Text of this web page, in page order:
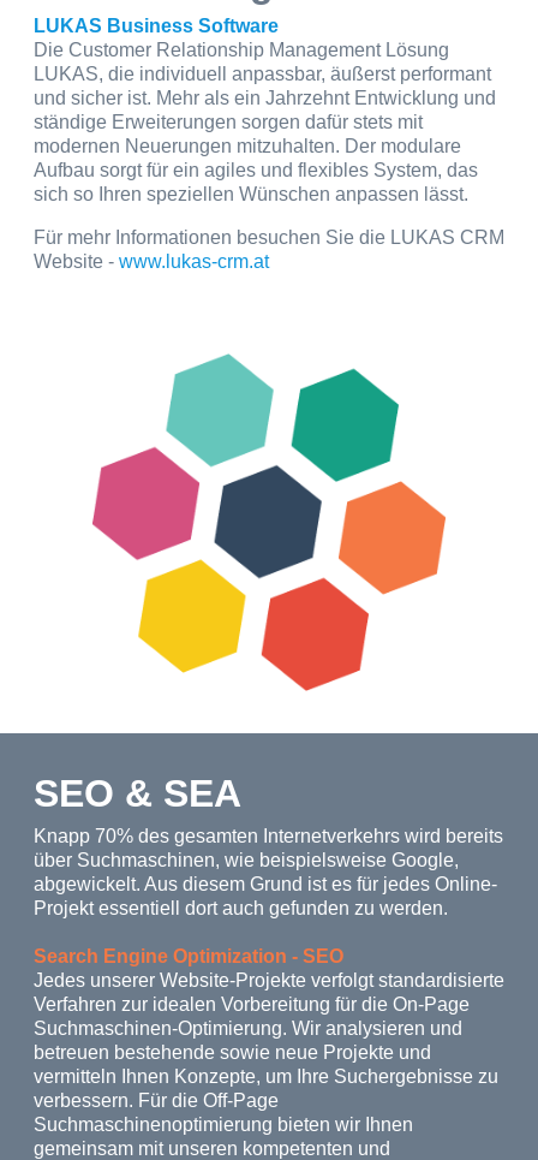
LUKAS Business Software
Die Customer Relationship Management Lösung
LUKAS, die individuell anpassbar, äußerst performant
und sicher ist. Mehr als ein Jahrzehnt Entwicklung und
ständige Erweiterungen sorgen dafür stets mit
modernen Neuerungen mitzuhalten. Der modulare
Aufbau sorgt für ein agiles und flexibles System, das
sich so Ihren speziellen Wünschen anpassen lässt.
Für mehr Informationen besuchen Sie die LUKAS CRM
Website - www.lukas-crm.at
SEO & SEA
Knapp 70% des gesamten Internetverkehrs wird bereits
über Suchmaschinen, wie beispielsweise Google,
abgewickelt. Aus diesem Grund ist es für jedes Online-
Projekt essentiell dort auch gefunden zu werden.
Search Engine Optimization - SEO
Jedes unserer Website-Projekte verfolgt standardisierte
Verfahren zur idealen Vorbereitung für die On-Page
Suchmaschinen-Optimierung. Wir analysieren und
betreuen bestehende sowie neue Projekte und
vermitteln Ihnen Konzepte, um Ihre Suchergebnisse zu
verbessern. Für die Off-Page
Suchmaschinenoptimierung bieten wir Ihnen
gemeinsam mit unseren kompetenten und